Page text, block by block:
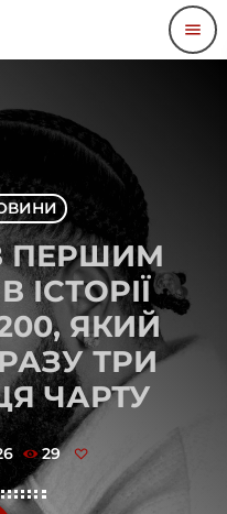
menu
ПЕРШИМ
ІСТОРІЇ
ЯКИЙ
ТРИ
ЧАРТУ
29